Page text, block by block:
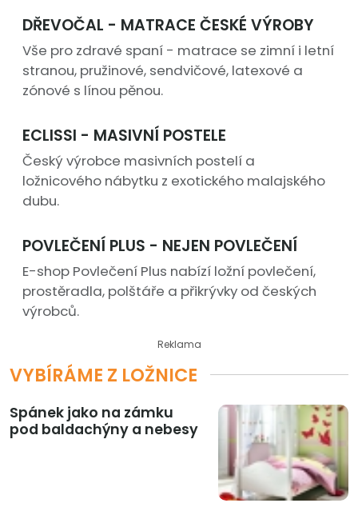
DŘEVOČAL - MATRACE ČESKÉ VÝROBY
Vše pro zdravé spaní - matrace se zimní i letní
stranou, pružinové, sendvičové, latexové a
zónové s línou pěnou.
ECLISSI - MASIVNÍ POSTELE
Český výrobce masivních postelí a
ložnicového nábytku z exotického malajského
dubu.
POVLEČENÍ PLUS - NEJEN POVLEČENÍ
E-shop Povlečení Plus nabízí ložní povlečení,
prostěradla, polštáře a přikrývky od českých
výrobců.
Reklama
VYBÍRÁME Z LOŽNICE
Spánek jako na zámku
pod baldachýny a nebesy